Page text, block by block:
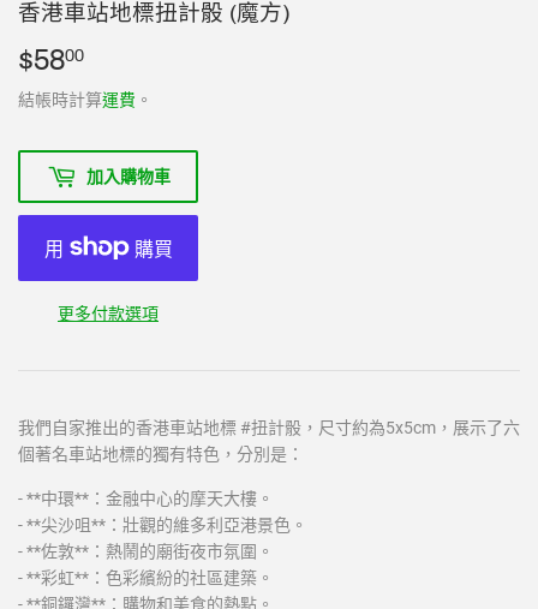
香港車站地標扭計骰 (魔方)
$5800
結帳時計算運費 。
加入購物車
更多付款選項
我們自家推出的香港車站地標 #扭計骰，尺寸約為5x5cm，展示了六
個著名車站地標的獨有特色，分別是：
- **中環**：金融中心的摩天大樓。
- **尖沙咀**：壯觀的維多利亞港景色。
- **佐敦**：熱鬧的廟街夜市氛圍。
- **彩虹**：色彩繽紛的社區建築。
- **銅鑼灣**：購物和美食的熱點。